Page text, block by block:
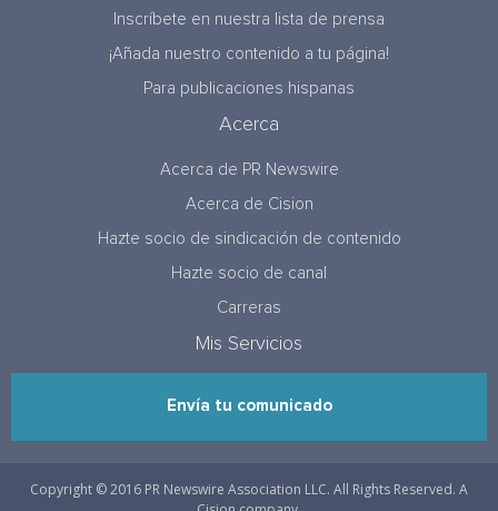
Inscríbete en nuestra lista de prensa
¡Añada nuestro contenido a tu página!
Para publicaciones hispanas
Acerca
Acerca de PR Newswire
Acerca de Cision
Hazte socio de sindicación de contenido
Hazte socio de canal
Carreras
Mis Servicios
Envía tu comunicado
Copyright © 2016 PR Newswire Association LLC. All Rights Reserved. A